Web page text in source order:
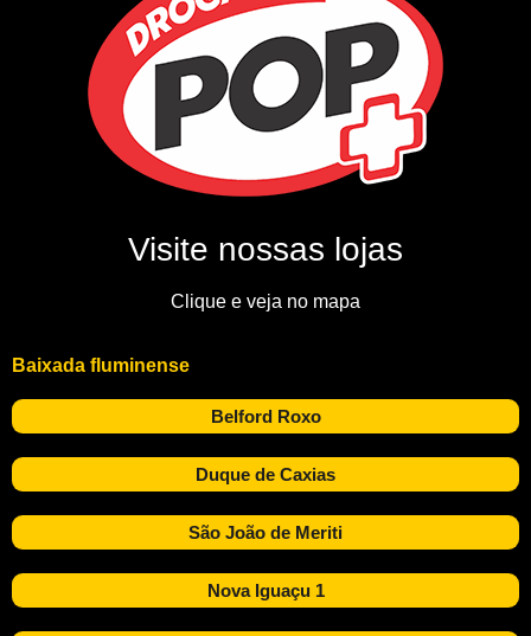
Visite nossas lojas
Clique e veja no mapa
Baixada fluminense
Belford Roxo
Duque de Caxias
São João de Meriti
Nova Iguaçu 1